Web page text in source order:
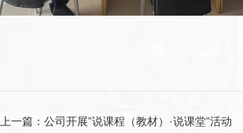
上一篇： 公司开展”说课程（教材）·说课堂”活动